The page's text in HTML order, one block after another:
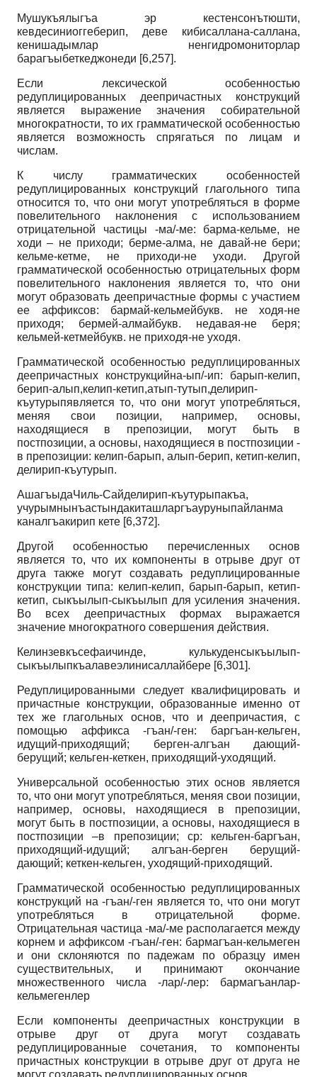
Мушукъялыгъа эр кестенсонътюшти,
кевдесиниоггеберип, деве кибисаллана-саллана,
кенишадымлар ненгидромониторлар
барагъыбеткеджонеди [6,257].
Если лексической особенностью
редуплицированных деепричастных конструкций
является выражение значения собирательной
многократности, то их грамматической особенностью
является возможность спрягаться по лицам и
числам.
К числу грамматических особенностей
редуплицированных конструкций глагольного типа
относится то, что они могут употребляться в форме
повелительного наклонения с использованием
отрицательной частицы -ма/-ме: барма-кельме, не
ходи – не приходи; берме-алма, не давай-не бери;
кельме-кетме, не приходи-не уходи. Другой
грамматической особенностью отрицательных форм
повелительного наклонения является то, что они
могут образовать деепричастные формы с участием
ее аффиксов: бармай-кельмейбукв. не ходя-не
приходя; бермей-алмайбукв. недавая-не беря;
кельмей-кетмейбукв. не приходя-не уходя.
Грамматической особенностью редуплицированных
деепричастных конструкцийна-ып/-ип: барып-келип,
берип-алып,келип-кетип,атып-тутып,делирип-
къутурыпявляется то, что они могут употребляться,
меняя свои позиции, например, основы,
находящиеся в препозиции, могут быть в
постпозиции, а основы, находящиеся в постпозиции -
в препозиции: келип-барып, алып-берип, кетип-келип,
делирип-къутурып.
АшагъыдаЧиль-Сайделирип-къутурыпакъа,
учурымнынъастындакиташларгъауруныпайланма
каналгъакирип кете [6,372].
Другой особенностью перечисленных основ
является то, что их компоненты в отрыве друг от
друга также могут создавать редуплицированные
конструкции типа: келип-келип, барып-барып, кетип-
кетип, сыкъылып-сыкъылып для усиления значения.
Во всех деепричастных формах выражается
значение многократного совершения действия.
Келинзевкъсефаичинде, кулькуденсыкъылып-
сыкъылыпкъалавеэлинисаллайбере [6,301].
Редуплицированными следует квалифицировать и
причастные конструкции, образованные именно от
тех же глагольных основ, что и деепричастия, с
помощью аффикса -гъан/-ген: баргъан-кельген,
идущий-приходящий; берген-алгъан дающий-
берущий; кельген-кеткен, приходящий-уходящий.
Универсальной особенностью этих основ является
то, что они могут употребляться, меняя свои позиции,
например, основы, находящиеся в препозиции,
могут быть в постпозиции, а основы, находящиеся в
постпозиции –в препозиции; ср: кельген-баргъан,
приходящий-идущий; алгъан-берген берущий-
дающий; кеткен-кельген, уходящий-приходящий.
Грамматической особенностью редуплицированных
конструкций на -гъан/-ген является то, что они могут
употребляться в отрицательной форме.
Отрицательная частица -ма/-ме располагается между
корнем и аффиксом -гъан/-ген: бармагъан-кельмеген
и они склоняются по падежам по образцу имен
существительных, и принимают окончание
множественного числа -лар/-лер: бармагъанлар-
кельмегенлер
Если компоненты деепричастных конструкции в
отрыве друг от друга могут создавать
редуплицированные сочетания, то компоненты
причастных конструкции в отрыве друг от друга не
могут создавать редуплицированных основ.